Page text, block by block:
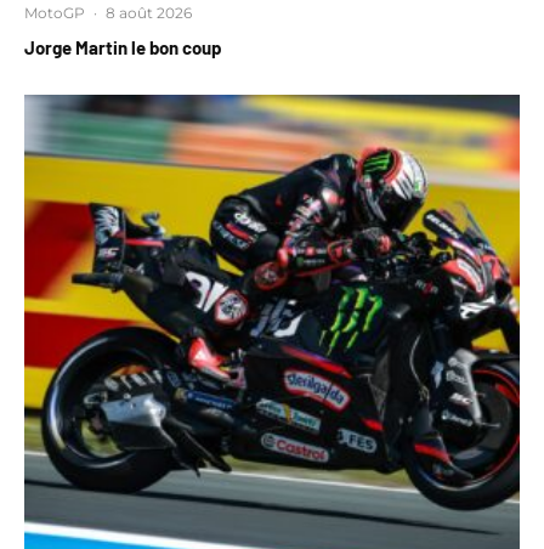
MotoGP · 8 août 2026
Jorge Martin le bon coup